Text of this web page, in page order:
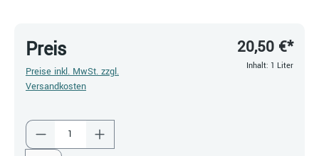
Preis
Preise inkl. MwSt. zzgl.
Versandkosten
20,50 €*
Inhalt: 1 Liter
Produkt Anzahl: Gib den gewünschten Wert